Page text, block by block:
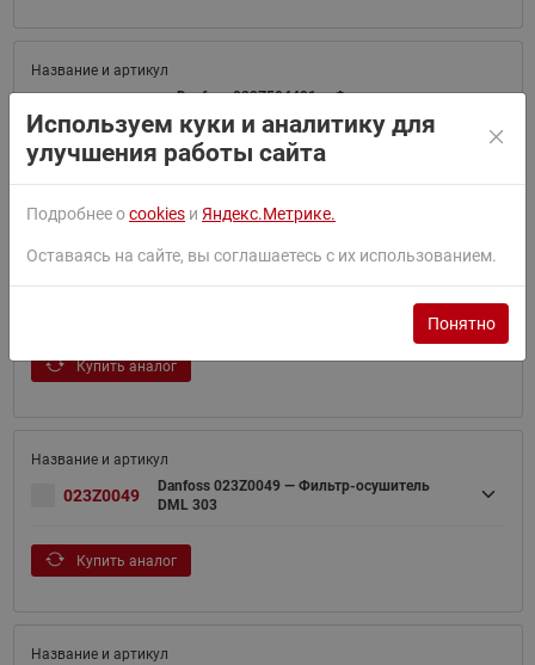
Danfoss 023Z504491 — Фильтр-осушитель
DML 164
Danfoss 023Z504591 — Фильтр-осушитель
Купить аналог
023Z0049
Danfoss 023Z0049 — Фильтр-осушитель
DML 303
Купить аналог
Используем куки и аналитику для
улучшения работы сайта
Подробнее оcookies и Яндекс.Метрике.
Оставаясь на сайте, вы соглашаетесь с их использованием.
Понятно